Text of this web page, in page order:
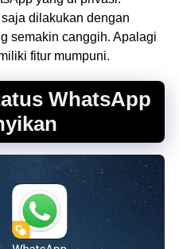
dilakukan dengan
semakin canggih. Apalagi
fitur mumpuni.
WhatsApp